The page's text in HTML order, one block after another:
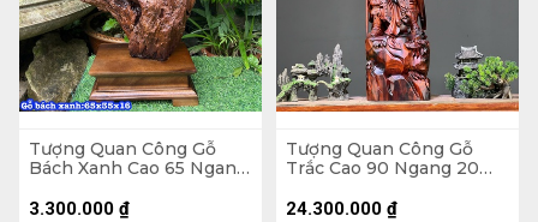
Tượng Quan Công Gỗ
Bách Xanh Cao 65 Ngang
3.300.000 ₫
Tượng Quan Công Gỗ
Trắc Cao 90 Ngang 20
24.300.000 ₫